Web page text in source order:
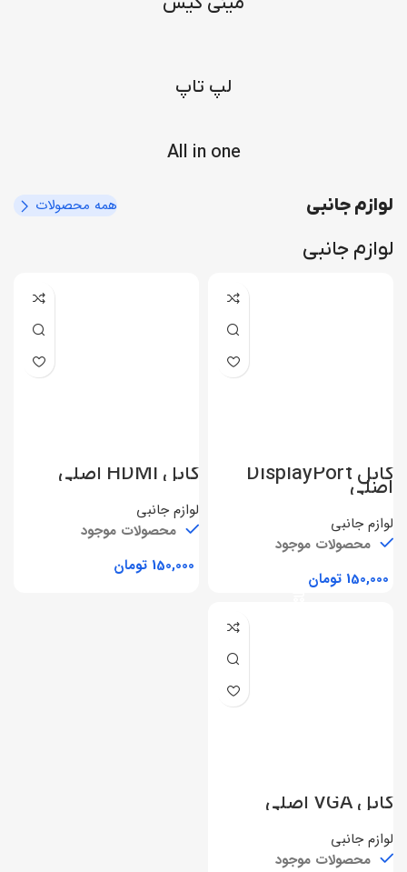
لپ تاپ
All in one
لوازم جانبی همه محصولات
لوازم جانبی
کابل DisplayPort
اصلی
لوازم جانبی
محصولات موجود
تومان
کابل HDMI اصلی
لوازم جانبی
محصولات موجود
تومان
کابل VGA اصلی
لوازم جانبی
محصولات موجود